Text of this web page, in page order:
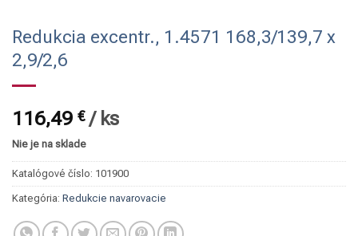
Redukcia excentr., 1.4571 168,3/139,7 x
2,9/2,6
116,49 €/ ks
Nie je na sklade
Katalógové číslo: 101900
Kategória: Redukcie navarovacie